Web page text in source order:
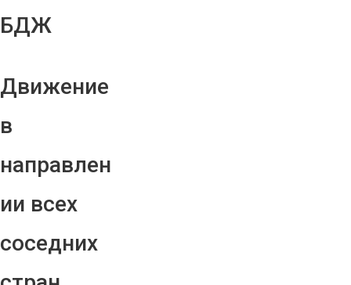
БДЖ
Движение
в
направлен
ии всех
соседних